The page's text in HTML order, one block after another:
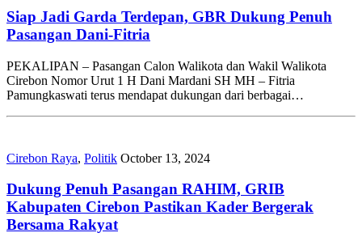
Siap Jadi Garda Terdepan, GBR Dukung Penuh
Pasangan Dani-Fitria
PEKALIPAN – Pasangan Calon Walikota dan Wakil Walikota
Cirebon Nomor Urut 1 H Dani Mardani SH MH – Fitria
Pamungkaswati terus mendapat dukungan dari berbagai…
Cirebon Raya, Politik October 13, 2024
Dukung Penuh Pasangan RAHIM, GRIB
Kabupaten Cirebon Pastikan Kader Bergerak
Bersama Rakyat